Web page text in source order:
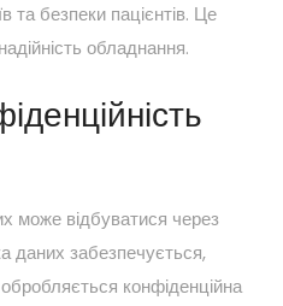
та безпеки пацієнтів. Це
обладнання.
може відбуватися через
даних забезпечується,
конфіденційна